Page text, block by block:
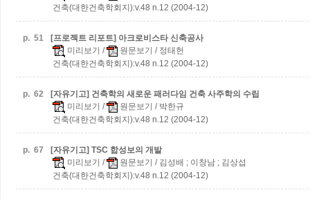
건축(대한건축학회지):v.48 n.12 (2004-12)
p. 51
[프로젝트 리포트] 아크로비스타 신축공사
미리보기 / 원문보기 / 정태헌
건축(대한건축학회지):v.48 n.12 (2004-12)
p. 62 [자유기고] 건축학의 새로운 패러다임 건축 사주학의 수립
미리보기 / 원문보기 / 박한규
건축(대한건축학회지):v.48 n.12 (2004-12)
p. 67
[자유기고] TSC 합성보의 개발
미리보기 / 원문보기 / 김성배 ; 이창남 ; 김상섭
건축(대한건축학회지):v.48 n.12 (2004-12)